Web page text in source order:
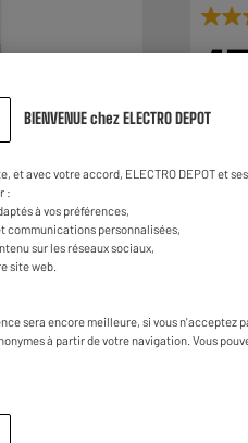
UN
BIENVENUE chez ELECTRO DEPOT
et avec votre accord, ELECTRO DEPOT et
:
à vos préférences,
communications personnalisées,
sur les réseaux sociaux,
site web.
sera encore meilleure, si vous n'acceptez
à partir de votre navigation. Vous